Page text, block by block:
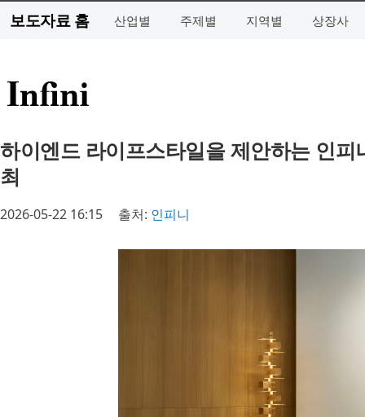
보도자료 홈 산업별 주제별 지역별 상장사
하이엔드 라이프스타일을 제안하는 인
최
2026-05-22 16:15 출처: 인피니